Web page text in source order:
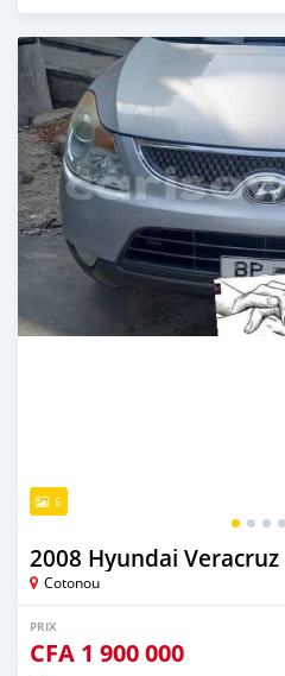
Publié il y a 6 mois
5
2008 Hyundai Veracruz
Cotonou
PRIX
CFA 1 900 000